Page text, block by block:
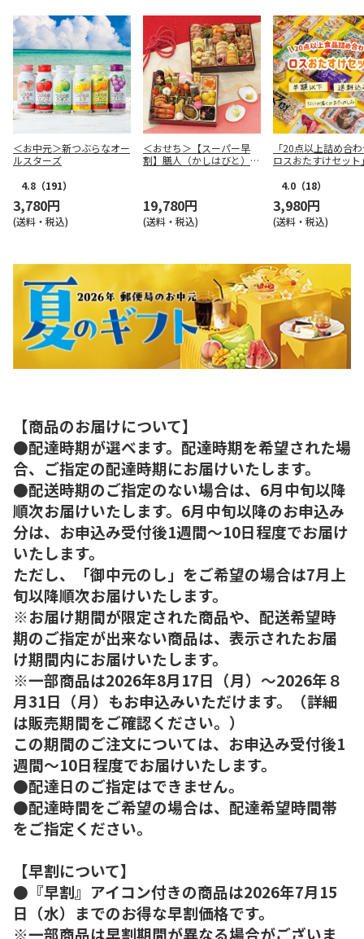
＜お中元＞新つぶらなオー
ルスターズ
4.8 （191）
3,780円
(送料・税込)
＜おせち＞【スーパー早
割】膳人（かしはびと）
19,780円
(送料・税込)
「20点以上詰め合
ロスおたすけセット
4.0 （18）
3,980円
(送料・税込)
【商品のお届けについて】
●配達時期が選べます。配達時期を希望された場
合、ご指定の配達時期にお届けいたします。
●配送時期のご指定のない場合は、6月中旬以降
順次お届けいたします。6月中旬以降のお申込み
分は、お申込み受付後1週間～10日程度でお届け
いたします。
ただし、「御中元のし」をご希望の場合は7月上
旬以降順次お届けいたします。
※お届け期間が限定された商品や、配送希望時
期のご指定が出来ない商品は、表示されたお届
け期間内にお届けいたします。
※一部商品は2026年8月17日（月）～2026年８
月31日（月）もお申込みいただけます。（詳細
は販売期間をご確認ください。）
この期間のご注文については、お申込み受付後1
週間～10日程度でお届けいたします。
●配達日のご指定はできません。
●配達時間をご希望の場合は、配達希望時間帯
をご指定ください。
【早割について】
●『早割』アイコン付きの商品は2026年7月15
日（水）までのお得な早割価格です。
※一部商品は早割期間が異なる場合がございま